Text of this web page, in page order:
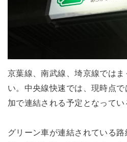
京葉線、南武線、埼京線では
い。中央線快速では、現時点
加で連結される予定となってい
グリーン車が連結されている